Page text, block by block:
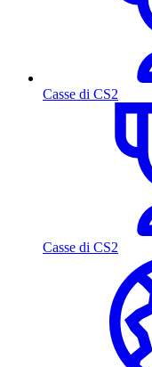
Casse di CS2
Casse di CS2